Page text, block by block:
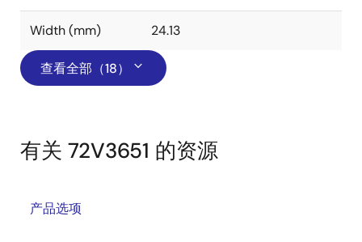
Width (mm) 24.13
查看全部（18）
有关 72V3651 的资源
产品选项